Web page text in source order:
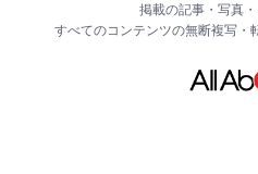
掲載の記事・写真・
すべてのコンテンツの無断複写・